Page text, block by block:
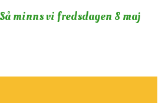
minns vi fredsdagen 8 maj